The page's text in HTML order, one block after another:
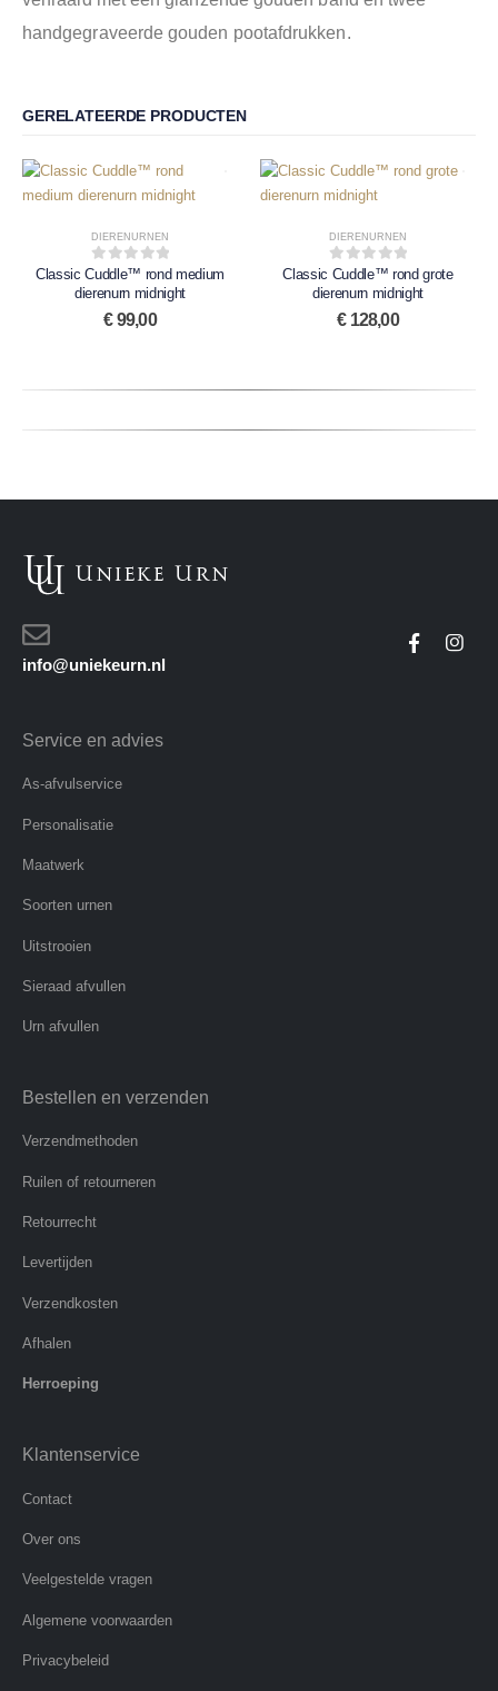
handgegraveerde gouden pootafdrukken.
GERELATEERDE PRODUCTEN
DIERENURNEN
0 out of 5
Classic Cuddle™ rond medium
dierenurn midnight
€99,00
DIERENURNEN
0out of 5
Classic Cuddle™ rond grote
dierenurn midnight
€128,00
info@uniekeurn.nl
Service en advies
As-afvulservice
Personalisatie
Maatwerk
Soorten urnen
Uitstrooien
Sieraad afvullen
Urn afvullen
Bestellen en verzenden
Verzendmethoden
Ruilen of retourneren
Retourrecht
Levertijden
Verzendkosten
Afhalen
Herroeping
Klantenservice
Contact
Over ons
Veelgestelde vragen
Algemene voorwaarden
Privacybeleid